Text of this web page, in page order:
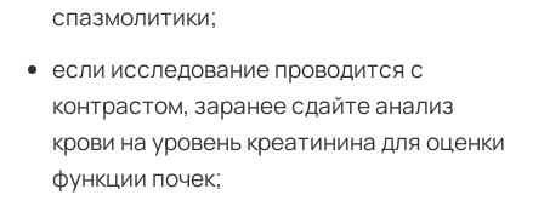
спазмолитики;
если исследование проводится с
контрастом, заранее сдайте анализ
крови на уровень креатинина для оценки
функции почек;